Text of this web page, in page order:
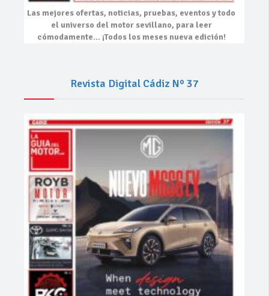
Las mejores ofertas, noticias, pruebas, eventosy todo
el universo del motor sevillano, para leer
cómodamente… ¡Todos los meses nueva edición!
Revista Digital Cádiz Nº 37